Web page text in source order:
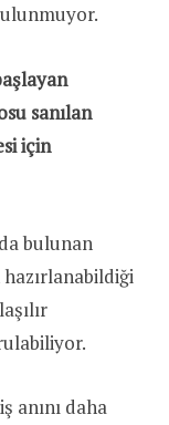
sanılan
için
bulunan
anını daha